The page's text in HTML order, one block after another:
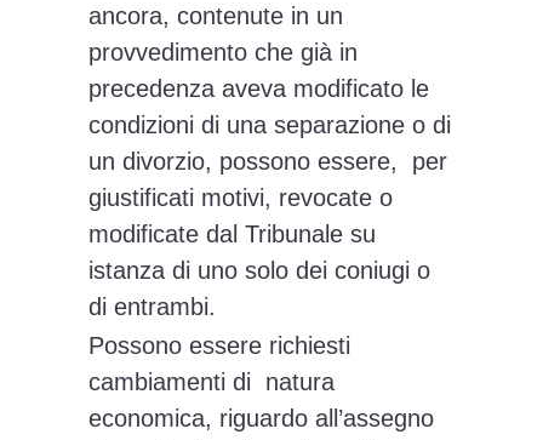
ancora, contenute in un
provvedimento che già in
precedenza aveva modificato le
condizioni di una separazione o di
un divorzio, possono essere, per
giustificati motivi, revocate o
modificate dal Tribunale su
istanza di uno solo dei coniugi o
di entrambi.
Possono essere richiesti
cambiamenti di natura
economica, riguardo all’assegno